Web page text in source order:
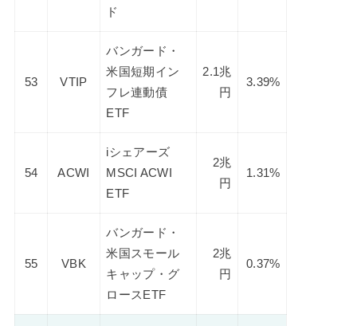
ド
53 VTIP
バンガード・
米国短期イン
フレ連動債
ETF
2.1兆
円
3.39%
54 ACWI
iシェアーズ
MSCI ACWI
ETF
2兆
円
1.31%
55 VBK
バンガード・
米国スモール
キャップ・グ
ロースETF
2兆
円
0.37%